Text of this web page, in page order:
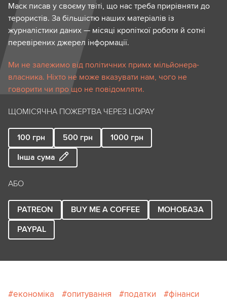
Маск писав у своєму твіті, що нас треба прирівняти до
терористів. За більшістю наших матеріалів із
журналістики даних — місяці кропіткої роботи й сотні
перевірених джерел інформації.
Ми не залежимо від політичних примх мільйонера-
власника. Ніхто не може вказувати нам, чого не
говорити чи про що не повідомляти.
ЩОМІСЯЧНА ПОЖЕРТВА ЧЕРЕЗ LIQPAY
100 грн 500 грн 1000 грн
Інша сума
АБО
PATREON BUY ME A COFFEE
МОНОБАЗА
PAYPAL
економіка опитування податки фінанси